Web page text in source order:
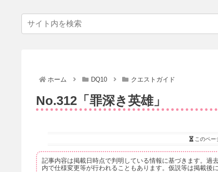
ホーム DQ10 クエストガイド
No.312「罪深き英雄」
このペー
記事内容は掲載日時点で判明している情報に基づきます。過
内で仕様変更等が行われることもあります。仮説等は掲載後